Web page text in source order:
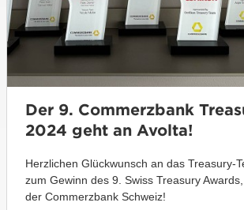
Der 9. Commerzbank
2024 geht an Avolta!
Herzlichen Glückwunsch an das Treasury-
zum Gewinn des 9. Swiss Treasury
der Commerzbank Schweiz!